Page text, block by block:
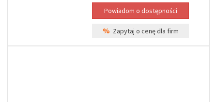
% Zapytaj o cenę dla firm